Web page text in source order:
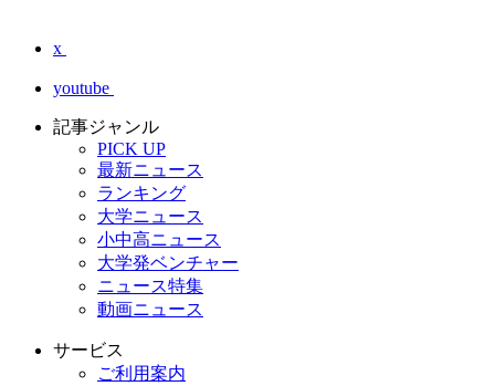
x
youtube
記事ジャンル
PICK UP
最新ニュース
ランキング
大学ニュース
小中高ニュース
大学発ベンチャー
ニュース特集
動画ニュース
サービス
ご利用案内